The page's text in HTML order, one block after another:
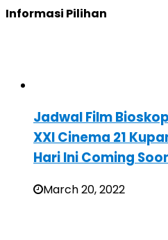
Informasi Pilihan
Jadwal Film
XXI Cinema 21
Hari Ini Coming
March 20, 2022